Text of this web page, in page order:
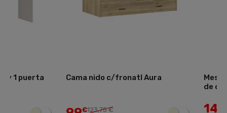
Cama nido c/fronatl Aura
Mesa de cocina
207,15 €